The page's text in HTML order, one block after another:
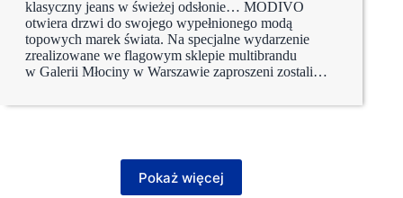
klasyczny jeans w świeżej odsłonie… MODIVO
otwiera drzwi do swojego wypełnionego modą
topowych marek świata. Na specjalne wydarzenie
zrealizowane we flagowym sklepie multibrandu
w Galerii Młociny w Warszawie zaproszeni zostali…
Pokaż więcej